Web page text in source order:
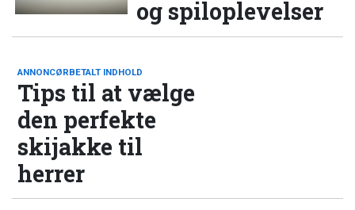
og spiloplevelser
ANNONCØRBETALT INDHOLD
Tips til at vælge
den perfekte
skijakke til
herrer